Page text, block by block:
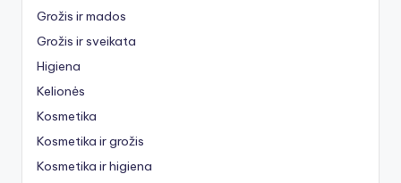
Grožis ir mados
Grožis ir sveikata
Higiena
Kelionės
Kosmetika
Kosmetika ir grožis
Kosmetika ir higiena